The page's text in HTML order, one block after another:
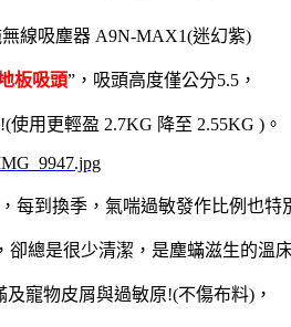
線吸塵器 A9N-MAX1(迷幻紫)
板吸頭”，吸頭高度僅公分5.5，
用更輕盈 2.7KG 降至 2.55KG )。
每到換季，氣喘過敏發作比例也特
總是很少清潔，是塵蟎滋生的溫床
及寵物皮屑與過敏原!(不傷布料)，